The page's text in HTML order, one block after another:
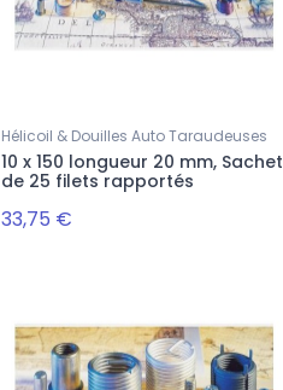
Hélicoil & Douilles Auto Taraudeuses
10 x 150 longueur 20 mm, Sachet
de 25 filets rapportés
33,75 €